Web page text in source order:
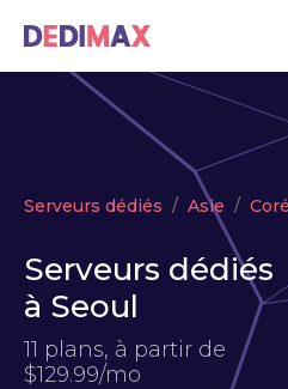
Serveurs dédiés Asie
Serveurs dédiés
à Seoul
11 plans, à partir de
$129.99/mo